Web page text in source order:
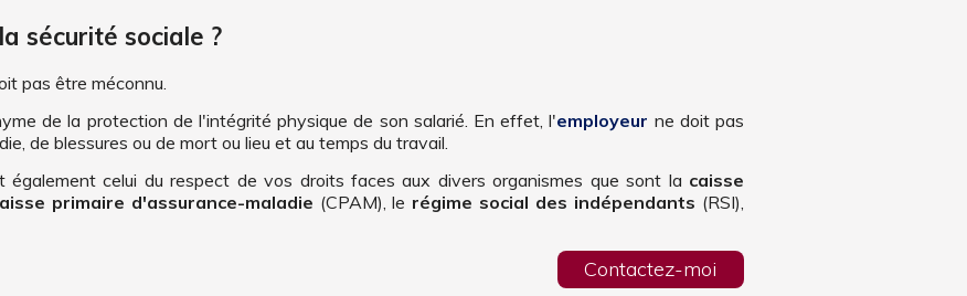
sécurité sociale ?
pas être méconnu.
de la protection de l'intégrité physique de son salarié. En effet, l'employeur ne doit pas
de blessures ou de mort ou lieu et au temps du travail.
également celui du respect de vos droits faces aux divers organismes que sont la caisse
primaire d'assurance-maladie (CPAM), le régime social des indépendants (RSI),
Contactez-moi